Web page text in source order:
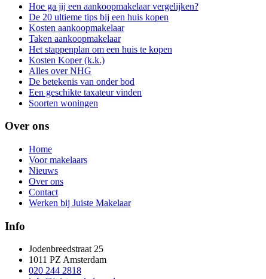
Hoe ga jij een aankoopmakelaar vergelijken?
De 20 ultieme tips bij een huis kopen
Kosten aankoopmakelaar
Taken aankoopmakelaar
Het stappenplan om een huis te kopen
Kosten Koper (k.k.)
Alles over NHG
De betekenis van onder bod
Een geschikte taxateur vinden
Soorten woningen
Over ons
Home
Voor makelaars
Nieuws
Over ons
Contact
Werken bij Juiste Makelaar
Info
Jodenbreedstraat 25
1011 PZ Amsterdam
020 244 2818